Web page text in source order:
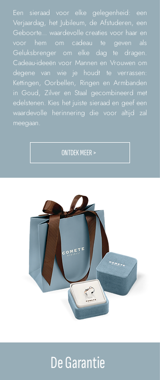
Een sieraad voor elke gelegenheid: een
Verjaardag, het Jubileum, de Afstuderen, een
Geboorte... waardevolle creaties voor haar en
voor hem om cadeau te geven als
Geluksbrenger om elke dag te dragen.
Cadeau-ideeën voor Mannen en Vrouwen om
degene van wie je houdt te verrassen:
Kettingen, Oorbellen, Ringen en Armbanden
in Goud, Zilver en Staal gecombineerd met
edelstenen. Kies het juiste sieraad en geef een
waardevolle herinnering die voor altijd zal
meegaan.
ONTDEK MEER >
De Garantie